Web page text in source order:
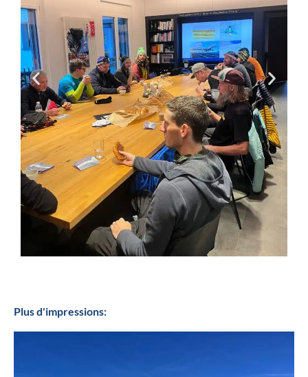
Plus d'impressions: